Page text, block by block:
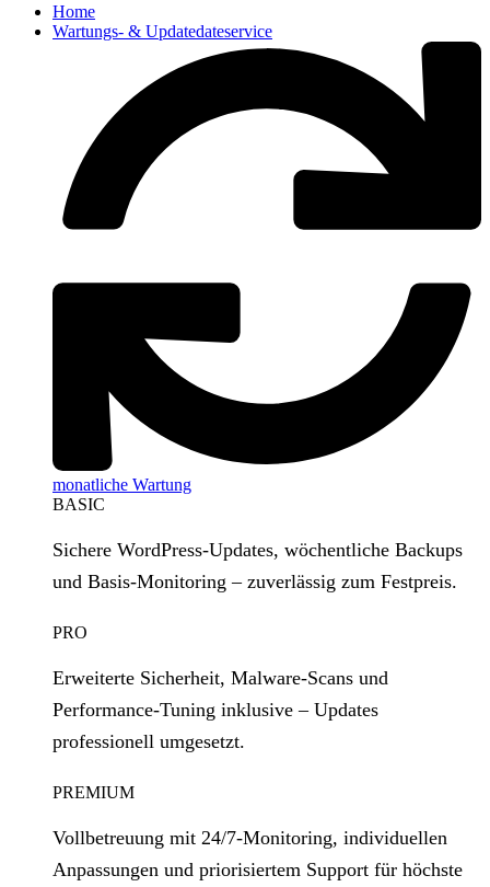
Home
Wartungs- & Updatedateservice
monatliche Wartung
BASIC
Sichere WordPress‑Updates, wöchentliche Backups
und Basis‑Monitoring – zuverlässig zum Festpreis.
PRO
Erweiterte Sicherheit, Malware‑Scans und
Performance‑Tuning inklusive – Updates
professionell umgesetzt.
PREMIUM
Vollbetreuung mit 24/7‑Monitoring, individuellen
Anpassungen und priorisiertem Support für höchste